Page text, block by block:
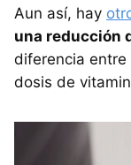
Aun así, hay
una reducción
diferencia entre
dosis de